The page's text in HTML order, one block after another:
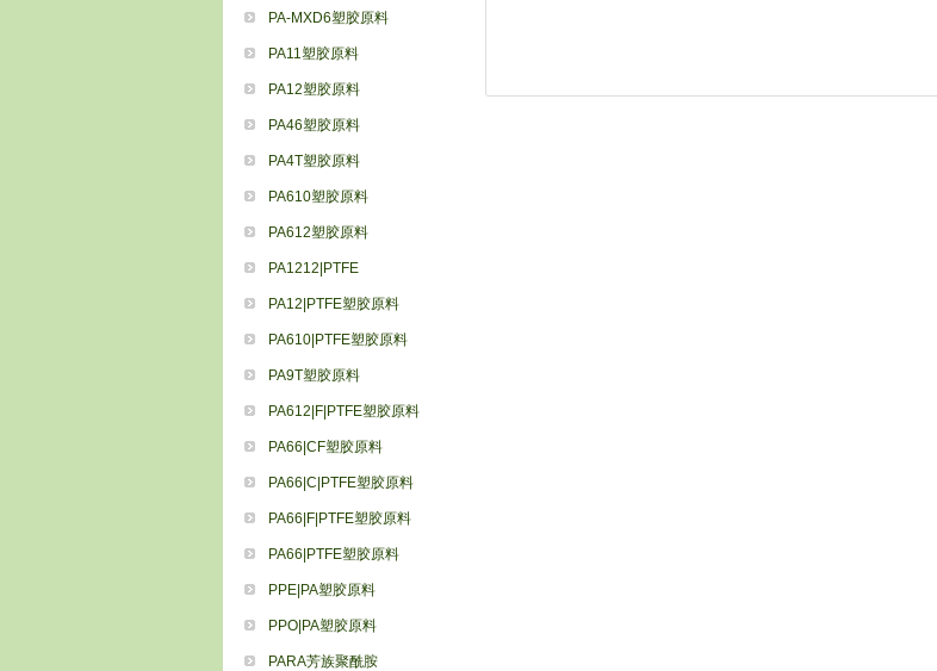
PA-MXD6塑胶原料
PA11塑胶原料
PA12塑胶原料
PA46塑胶原料
PA4T塑胶原料
PA610塑胶原料
PA612塑胶原料
PA1212|PTFE
PA12|PTFE塑胶原料
PA610|PTFE塑胶原料
PA9T塑胶原料
PA612|F|PTFE塑胶原料
PA66|CF塑胶原料
PA66|C|PTFE塑胶原料
PA66|F|PTFE塑胶原料
PA66|PTFE塑胶原料
PPE|PA塑胶原料
PPO|PA塑胶原料
PARA芳族聚酰胺